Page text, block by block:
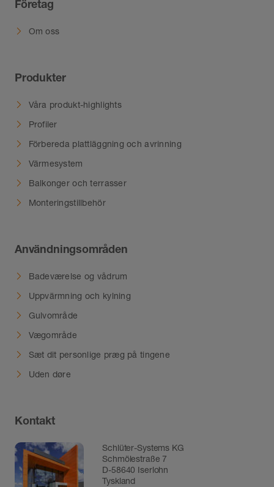
Företag
Om oss
Produkter
Våra produkt-highlights
Profiler
Förbereda plattläggning och avrinning
Värmesystem
Balkonger och terrasser
Monteringstillbehör
Användningsområden
Badeværelse og vådrum
Uppvärmning och kylning
Gulvområde
Vægområde
Sæt dit personlige præg på tingene
Uden døre
Kontakt
Schlüter-Systems KG
Schmölestraße 7
D-58640 Iserlohn
Tyskland